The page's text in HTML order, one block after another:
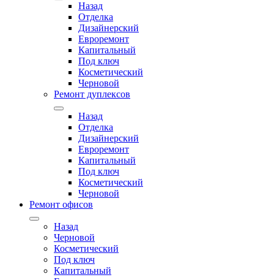
Назад
Отделка
Дизайнерский
Евроремонт
Капитальный
Под ключ
Косметический
Черновой
Ремонт дуплексов
Назад
Отделка
Дизайнерский
Евроремонт
Капитальный
Под ключ
Косметический
Черновой
Ремонт офисов
Назад
Черновой
Косметический
Под ключ
Капитальный